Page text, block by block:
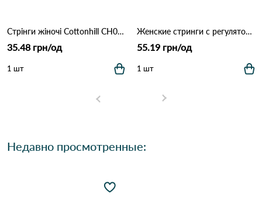
Стрінги жіночі Cottonhill CH0610 Марсала
35.48 грн/од
1 шт
Женские стринги с регуляторами 1501 Черный
55.19 грн/од
1 шт
Недавно просмотренные: